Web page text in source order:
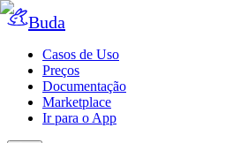
Buda
Casos de Uso
Preços
Documentação
Marketplace
Ir para o App